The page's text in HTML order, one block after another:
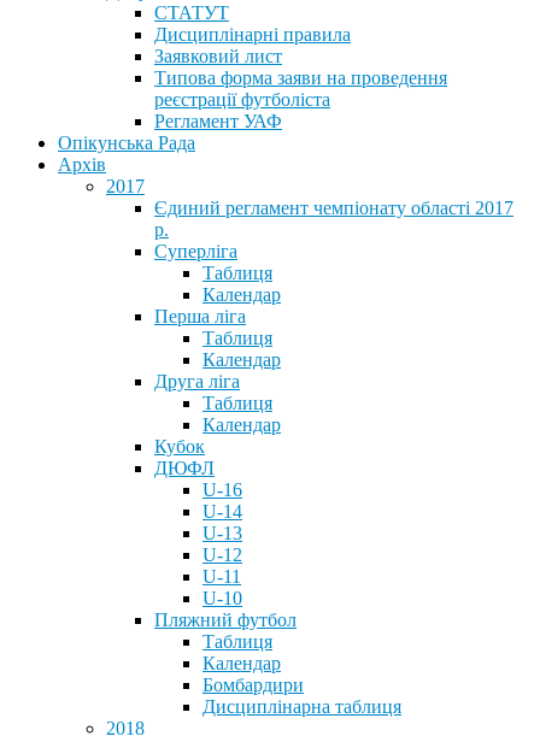
СТАТУТ
Дисциплінарні правила
Заявковий лист
Типова форма заяви на проведення
реєстрації футболіста
Регламент УАФ
Опікунська Рада
Архів
2017
Єдиний регламент чемпіонату області 2017
р.
Суперліга
Таблиця
Календар
Перша ліга
Таблиця
Календар
Друга ліга
Таблиця
Календар
Кубок
ДЮФЛ
U-16
U-14
U-13
U-12
U-11
U-10
Пляжний футбол
Таблиця
Календар
Бомбардири
Дисциплінарна таблиця
2018